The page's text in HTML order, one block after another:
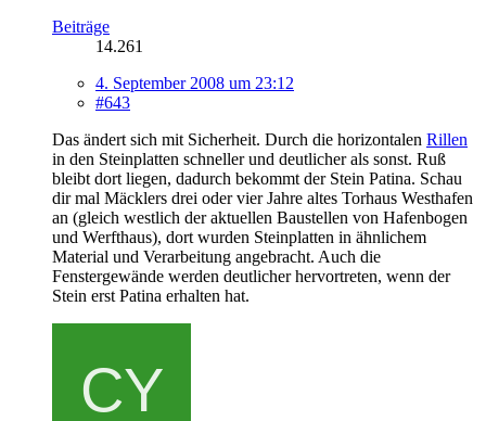
Beiträge
14.261
4. September 2008 um 23:12
#643
Das ändert sich mit Sicherheit. Durch die horizontalen Rillen
in den Steinplatten schneller und deutlicher als sonst. Ruß
bleibt dort liegen, dadurch bekommt der Stein Patina. Schau
dir mal Mäcklers drei oder vier Jahre altes Torhaus Westhafen
an (gleich westlich der aktuellen Baustellen von Hafenbogen
und Werfthaus), dort wurden Steinplatten in ähnlichem
Material und Verarbeitung angebracht. Auch die
Fenstergewände werden deutlicher hervortreten, wenn der
Stein erst Patina erhalten hat.